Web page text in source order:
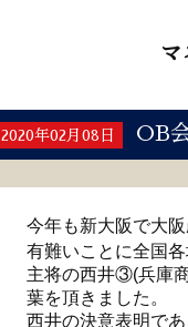
2020年02月08日 OB
今年も新大阪で大
有難いことに全国
主将の西井③(兵庫
葉を頂きました。
西井の決意表明で